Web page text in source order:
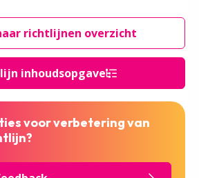
inhoudsopgave
richtlijnen overzicht
voor verbetering van